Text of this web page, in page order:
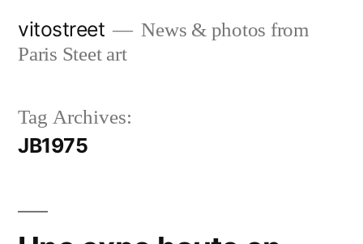
vitostreet
News & photos from
Paris Steet art
Tag Archives:
JB1975